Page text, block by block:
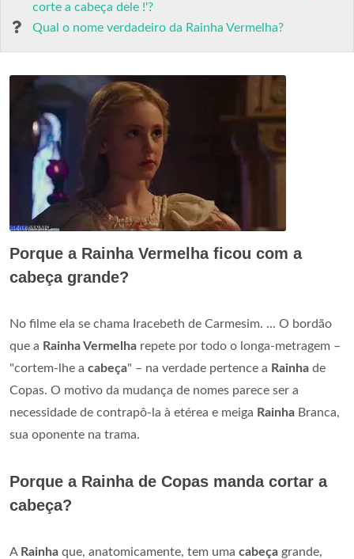
corte a cabeça dele !'?
Qual o nome verdadeiro da Rainha Vermelha?
Porque a Rainha Vermelha ficou com a
cabeça grande?
No filme ela se chama Iracebeth de Carmesim. ... O bordão
que a Rainha Vermelha repete por todo o longa-metragem –
"cortem-lhe a cabeça" – na verdade pertence a Rainha de
Copas. O motivo da mudança de nomes parece ser a
necessidade de contrapô-la à etérea e meiga Rainha Branca,
sua oponente na trama.
Porque a Rainha de Copas manda cortar a
cabeça?
A Rainha que, anatomicamente, tem uma cabeça grande,